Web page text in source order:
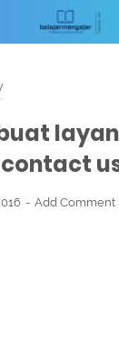
Add Comment